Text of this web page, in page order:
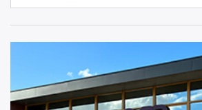
e-
mailadres